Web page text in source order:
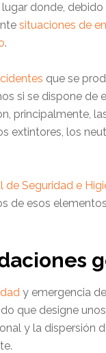
donde,
situaciones de
.
que se
si se dispone de
principalmente,
extintores, los
de Seguridad e
de esos
y emergencia
que designe
y la dispersión